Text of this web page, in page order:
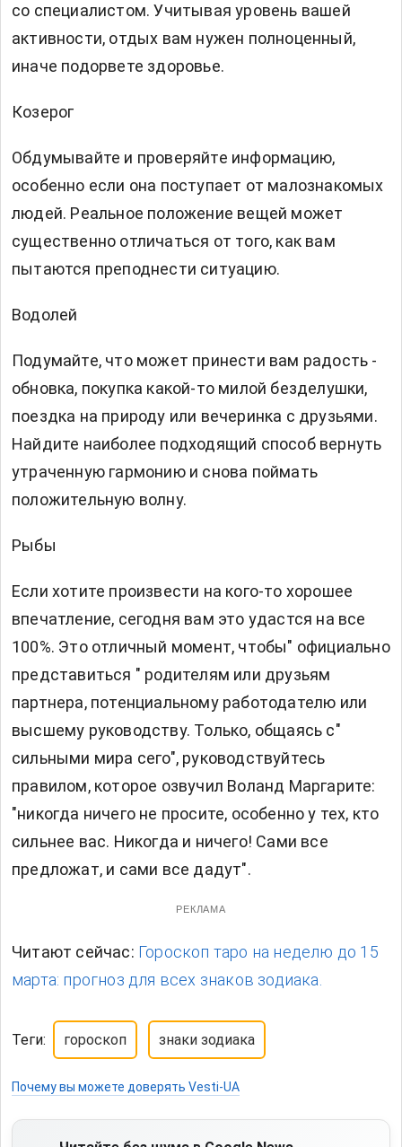
со специалистом. Учитывая уровень вашей
активности, отдых вам нужен полноценный,
иначе подорвете здоровье.
Козерог
Обдумывайте и проверяйте информацию,
особенно если она поступает от малознакомых
людей. Реальное положение вещей может
существенно отличаться от того, как вам
пытаются преподнести ситуацию.
Водолей
Подумайте, что может принести вам радость -
обновка, покупка какой-то милой безделушки,
поездка на природу или вечеринка с друзьями.
Найдите наиболее подходящий способ вернуть
утраченную гармонию и снова поймать
положительную волну.
Рыбы
Если хотите произвести на кого-то хорошее
впечатление, сегодня вам это удастся на все
100%. Это отличный момент, чтобы" официально
представиться " родителям или друзьям
партнера, потенциальному работодателю или
высшему руководству. Только, общаясь с"
сильными мира сего", руководствуйтесь
правилом, которое озвучил Воланд Маргарите:
"никогда ничего не просите, особенно у тех, кто
сильнее вас. Никогда и ничего! Сами все
предложат, и сами все дадут".
РЕКЛАМА
Читают сейчас: Гороскоп таро на неделю до 15
марта: прогноз для всех знаков зодиака.
Теги: гороскоп знаки зодиака
Почему вы можете доверять Vesti-UA